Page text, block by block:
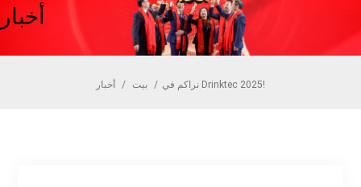
أخبار
بيت / أخبار / نراكم في Drinktec 2025!